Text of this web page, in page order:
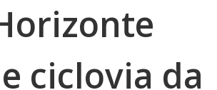
ciclovia da